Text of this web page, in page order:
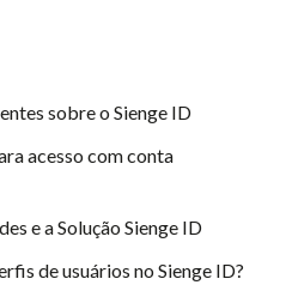
sobre o Sienge ID
acesso com conta
e a Solução Sienge ID
de usuários no Sienge ID?